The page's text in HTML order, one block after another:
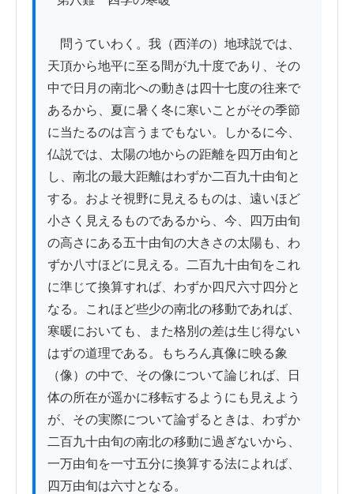
問うていわく。我（西洋の）地球説では、
天頂から地平に至る間が九十度であり、その
中で日月の南北への動きは四十七度の往来で
あるから、夏に暑く冬に寒いことがその季節
に当たるのは言うまでもない。しかるに今、
仏説では、太陽の地からの距離を四万由旬と
し、南北の最大距離はわずか二百九十由旬と
する。およそ視野に見えるものは、遠いほど
小さく見えるものであるから、今、四万由旬
の高さにある五十由旬の大きさの太陽も、わ
ずか八寸ほどに見える。二百九十由旬をこれ
に準じて換算すれば、わずか四尺六寸四分と
なる。これほど些少の南北の移動であれば、
寒暖においても、また格別の差は生じ得ない
はずの道理である。もちろん真像に映る象
（像）の中で、その像について論じれば、日
体の所在が遥かに移転するようにも見えよう
が、その実際について論ずるときは、わずか
二百九十由旬の南北の移動に過ぎないから、
一万由旬を一寸五分に換算する法によれば、
四万由旬は六寸となる。